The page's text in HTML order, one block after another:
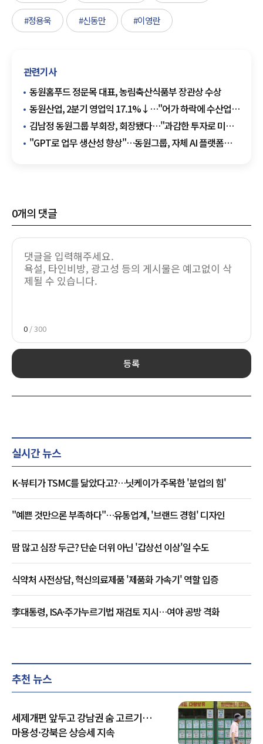
#정용욱 #신동만 #이영란
관련기사
동원홈푸드 정문목 대표, 농림축산식품부 장관상 수상
동원산업, 2분기 영업익 17.1%↓…"어가 하락에 수산업
부진"
김남정 동원그룹 부회장, 회장됐다…"과감한 투자로 미래
혁신"
"GPT로 업무 생산성 향상"…동원그룹, 자체 AI 플랫폼
0개의 댓글
0 / 300
등록
실시간 뉴스
K-뷰티가 TSMC를 닮았다고?…닛케이가 주목한 '분업의 힘'
"예쁜 것만으론 부족하다"…유통업계, '브랜드 경험' 디자인
땀 많고 심장 두근? 단순 더위 아닌 '갑상선 이상'일 수도
식약처 사전상담, 혁신의료제품 '제품화 가속기' 역할 입증
李대통령, ISA·주가누르기법 재검토 지시…여야 공방 격화
추천 뉴스
세제개편 앞두고 강남권 숨 고르기…
마용성·강북은 상승세 지속